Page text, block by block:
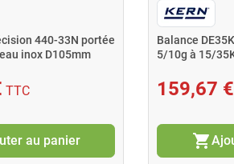
440-33N portée
inox D105mm
TTC
au panier
Balance
5/10g à 15/
159,67 €
shopping_cart